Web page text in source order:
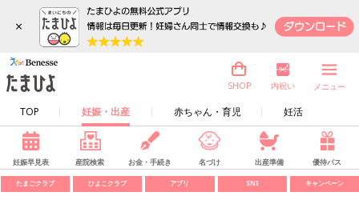
×
TOP 妊娠・出産 赤ちゃん・育児 妊活
SHOP 内祝い メニュー
妊娠早見表 産院検索 お金・手続き 名づけ 出産準備 優待パス
たまごクラブ ひよこクラブ アプリ SNS キャンペーン